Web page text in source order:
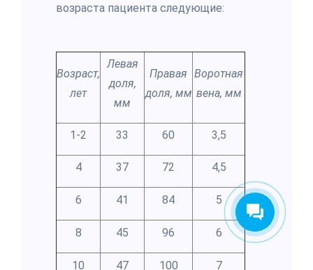
возраста пациента следующие:
Возраст,
лет
Левая
доля,
мм
Правая
доля, мм
Воротная
вена, мм
1-2 33 60 3,5
4 37 72 4,5
6 41 84 5
8 45 96 6
10 47 100 7